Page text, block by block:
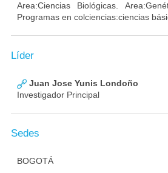
Area:Ciencias Biológicas.
Programas en colciencias:ciencias
Líder
Juan Jose Yunis Londoño
Investigador Principal
Sedes
BOGOTÁ